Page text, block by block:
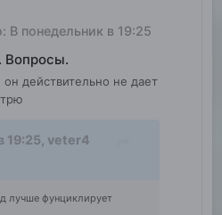
В понедельник в 19:25
Вопросы.
действительно не дает
veter4
лучше фунциклирует